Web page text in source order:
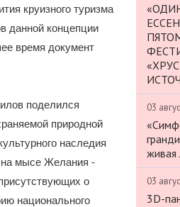
круизного туризма
данной концепции
время документ
поделился
природной
наследия
на мысе Желания -
о
национального
03
живая
03
3D-